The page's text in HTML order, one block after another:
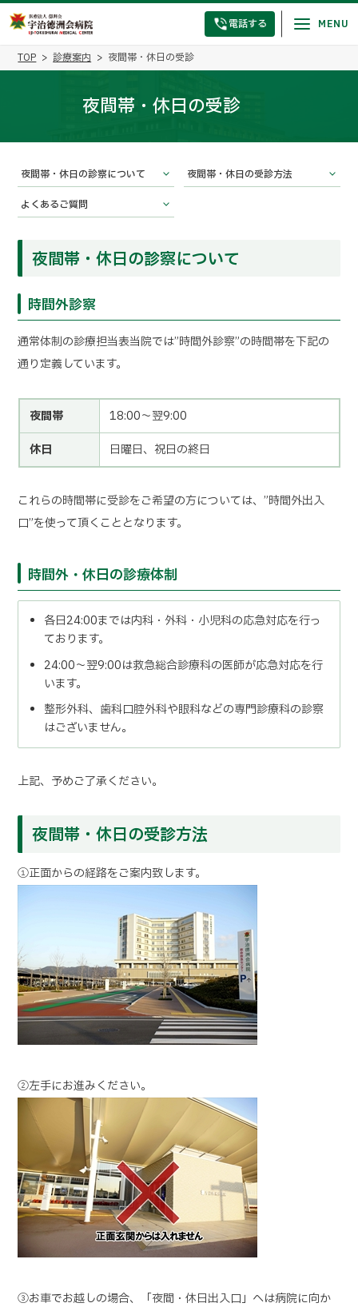
電話する
TOP 診療案内 夜間帯・休日の受診
夜間帯・休日の受診
夜間帯・休日の診察について 夜間帯・休日の受診方法
よくあるご質問
夜間帯・休日の診察について
時間外診察
通常体制の診療担当表当院では”時間外診察”の時間帯を下記の
通り定義しています。
夜間帯
18:00～翌9:00
休日
日曜日、祝日の終日
これらの時間帯に受診をご希望の方については、”時間外出入
口”を使って頂くこととなります。
時間外・休日の診療体制
各日24:00までは内科・外科・小児科の応急対応を行っ
ております。
24:00～翌9:00は救急総合診療科の医師が応急対応を行
います。
整形外科、歯科口腔外科や眼科などの専門診療科の診察
はございません。
上記、予めご了承ください。
夜間帯・休日の受診方法
①正面からの経路をご案内致します。
②左手にお進みください。
③お車でお越しの場合、「夜間・休日出入口」へは病院に向か